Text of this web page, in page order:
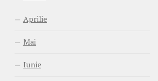
Aprilie
Mai
Iunie